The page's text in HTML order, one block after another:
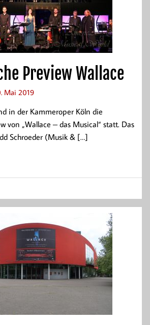
Preview Wallace
Mai 2019
in der Kammeroper Köln die
von „Wallace – das Musical“ statt. Das
Schroeder (Musik & […]